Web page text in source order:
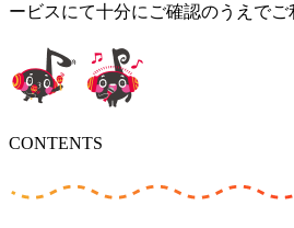
ービスにて十分にご確認のうえでご
CONTENTS